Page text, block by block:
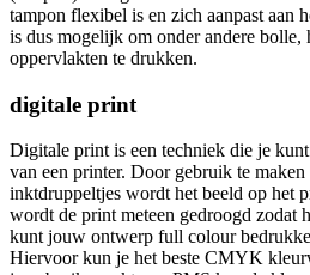
tampon flexibel is en zich aanpast aan
is dus mogelijk om onder andere bolle,
oppervlakten te drukken.
digitale print
Digitale print is een techniek die je
van een printer. Door gebruik te
inktdruppeltjes wordt het beeld op het
wordt de print meteen gedroogd zodat
kunt jouw ontwerp full colour
Hiervoor kun je het beste CMYK